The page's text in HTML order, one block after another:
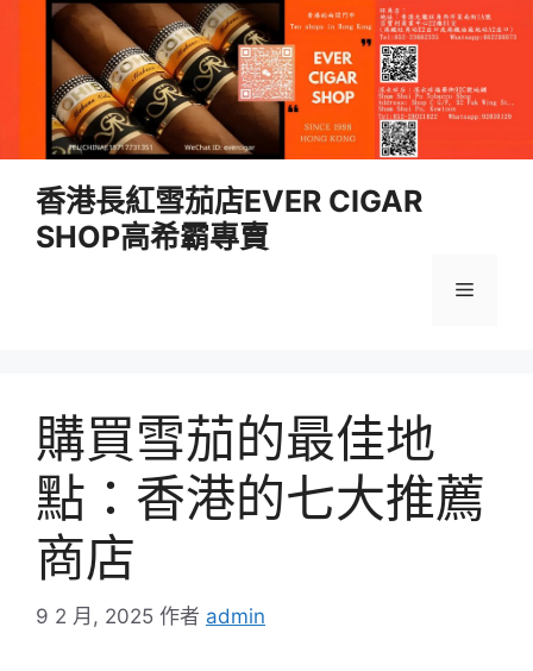
香港長紅雪茄店EVER CIGAR
SHOP高希霸專賣
選
購買雪茄的最佳地
點：香港的七大推薦
商店
9 2 月, 2025 作者 admin